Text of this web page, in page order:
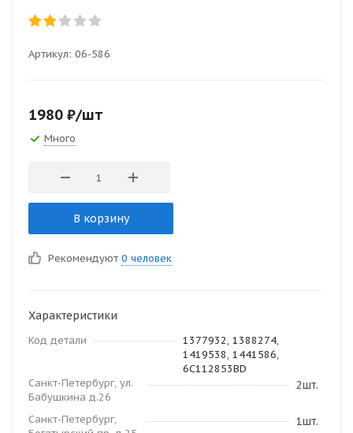
Артикул: 06-586
1980 ₽/шт
Много
В корзину
Рекомендуют 0 человек
Характеристики
Код детали
1377932, 1388274,
1419538, 1441586,
6C112853BD
Санкт-Петербург, ул.
Бабушкина д.26
2шт.
Санкт-Петербург,
1шт.